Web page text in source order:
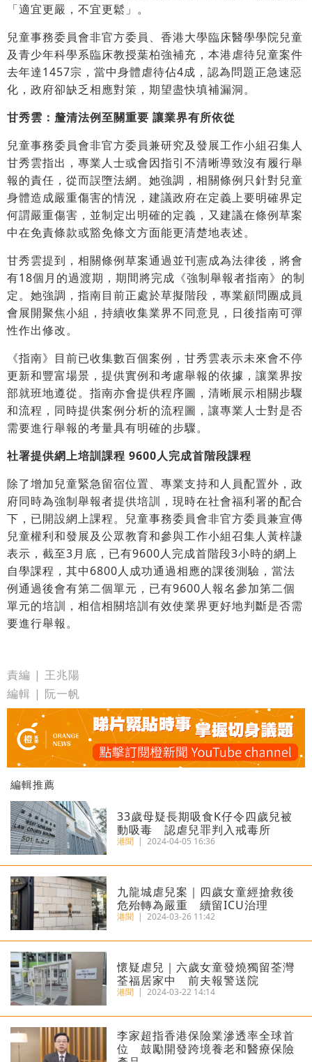
「適宜更嚴，不宜更鬆」。
兒童事務委員會非官方委員、香港大學臨床醫學學院兒童
及青少年科學系臨床教授葉柏強補充，本港虐待兒童案件
去年達1457宗，當中身體虐待佔4成，認為問題正急速惡
化，政府卻缺乏相應對策，期望盡快填補漏洞。
甘秀雲：釐清法例至關重要 讓業界有所依從
兒童事務委員會非官方委員兼研究及發展工作小組召集人
甘秀雲指出，專業人士或會因指引不清晰導致沒有履行舉
報的責任，從而誤墮法網。她強調，相關條例只針對兒童
身體造成嚴重傷害的情況，建議政府在定義上要明確界定
何謂嚴重傷害，並制定出明確的定義，又建議在條例草案
中在免責條款或豁免條文方面能更清楚地表述。
甘秀雲提到，相關條例草案通過並刊憲成為法律後，將會
有18個月的過渡期，期間將完成《強制舉報者指南》的制
定。她強調，指南目前正處於草擬階段，專業顧問團成員
會展開聚焦小組，持續收集業界不同意見，日後指南可彈
性作出修改。
《指南》目前已收集數百個案例，甘秀雲表示未來會不停
更新和豐富場景，提供實例和考慮舉報的依據，讓業界按
部就班地遵從。指南亦會提供程序圖，清晰展示相關步驟
和流程，同時提供案例分析的流程圖，讓專業人士對是否
需要進行舉報的考量具有明確的步驟。
社署提供網上培訓課程 9600人完成首階段課程
除了增加兒童緊急留宿位置、專業支持和人員配置外，政
府同時為強制舉報者提供培訓，現時在社會福利署的配合
下，已開設網上課程。兒童事務委員會非官方委員兼宣傳
兒童權利和發展及公眾教育和參與工作小組召集人黃梓謙
表示，截至3月底，已有9600人完成首階段3小時的網上
自學課程，其中6800人成功通過相應的課後測驗，當法
例通過後會有第二個單元，已有9600人報名參加第二個
單元的培訓，相信相關培訓有效使業界更好地判斷是否需
要進行舉報。
責編 | 王兆陽
編輯 | 阮一帆
編輯推薦
33歲母疑長期吸食K仔令四歲兒被
動吸毒 認虐兒罪判入戒毒所
港聞 | 2024-04-05 16:36
九龍城虐兒案｜四歲女童經搶救後
危殆轉為嚴重 續留ICU治理
港聞 | 2024-03-26 11:42
懷疑虐兒｜六歲女童發燒獨留荃灣
荃福居家中 前夫報警送院
港聞 | 2024-03-22 14:14
李家超指香港保險業滲透率全球首
位 鼓勵開發跨境養老和醫療保險